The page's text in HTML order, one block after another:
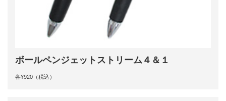
ボールペンジェットストリーム４＆１
各¥920（税込）